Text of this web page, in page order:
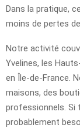
Dans la pratique,
moins de pertes
Notre activité
Yvelines, les
en Île-de-France.
maisons, des
professionnels. Si
probablement